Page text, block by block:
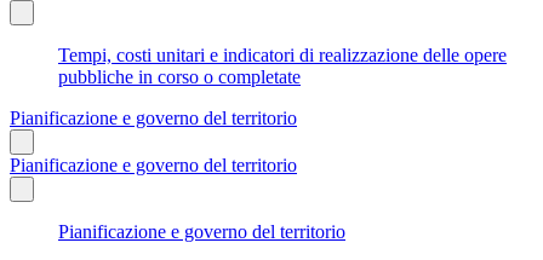
Tempi, costi unitari e indicatori di realizzazione delle opere
pubbliche in corso o completate
Pianificazione e governo del territorio
Pianificazione e governo del territorio
Pianificazione e governo del territorio